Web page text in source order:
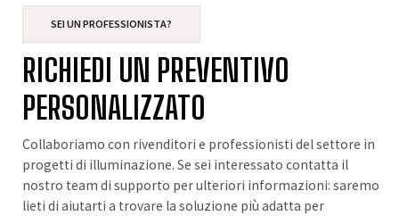
SEI UN PROFESSIONISTA?
RICHIEDI UN PREVENTIVO
PERSONALIZZATO
Collaboriamo con rivenditori e professionisti del settore in
progetti di illuminazione. Se sei interessato contatta il
nostro team di supporto per ulteriori informazioni: saremo
lieti di aiutarti a trovare la soluzione più adatta per